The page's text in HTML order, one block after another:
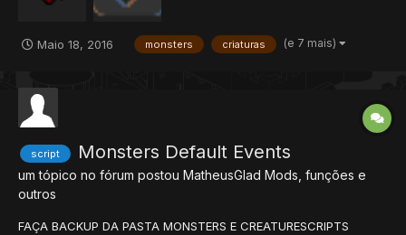
Maio 18, 2016 monsters criaturas (e 7 mais)
script Monsters Default Events
um tópico no fórum postou MatheusGlad Mods, funções e
outros
FAÇA BACKUP DA PASTA MONSTERS E CREATURESCRIPTS